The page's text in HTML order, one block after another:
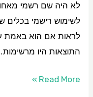
לא היה שם רשמי
לשימוש רישמי בכלים
לראות אם הוא באמת
התוצאות היו מרשימות.
Read More »